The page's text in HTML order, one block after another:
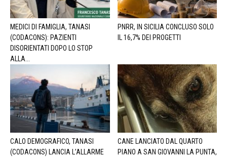
MEDICI DI FAMIGLIA, TANASI
(CODACONS): PAZIENTI
DISORIENTATI DOPO LO STOP
ALLA...
PNRR, IN SICILIA CONCLUSO SOLO
IL 16,7% DEI PROGETTI
CALO DEMOGRAFICO, TANASI
(CODACONS) LANCIA L’ALLARME
CANE LANCIATO DAL QUARTO
PIANO A SAN GIOVANNI LA PUNTA,